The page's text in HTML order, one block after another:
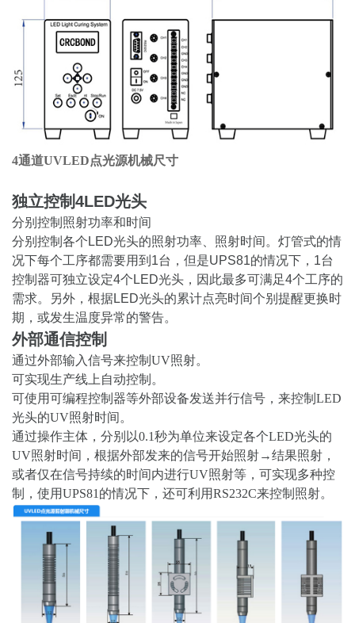
4通道UVLED点光源机械尺寸
独立控制4LED光头
分别控制照射功率和时间
分别控制各个LED光头的照射功率、照射时间。灯管式的情
况下每个工序都需要用到1台，但是UPS81的情况下，1台
控制器可独立设定4个LED光头，因此最多可满足4个工序的
需求。另外，根据LED光头的累计点亮时间个别提醒更换时
期，或发生温度异常的警告。
外部通信控制
通过外部输入信号来控制UV照射。
可实现生产线上自动控制。
可使用可编程控制器等外部设备发送并行信号，来控制LED
光头的UV照射时间。
通过操作主体，分别以0.1秒为单位来设定各个LED光头的
UV照射时间，根据外部发来的信号开始照射→结果照射，
或者仅在信号持续的时间内进行UV照射等，可实现多种控
制，使用UPS81的情况下，还可利用RS232C来控制照射。